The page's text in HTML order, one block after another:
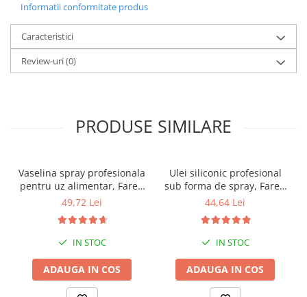
Cum se utilizeaza Faren GF506?
Curatati piesele de tratat de orice reziduu de grasime sau
lubrifiant folosit anterior.
Aplicati uniform cu o spatula sau cu o perie cu peri tari pana la
grosimea necesara.
Informatii conformitate produs
Caracteristici
Review-uri(0)
PRODUSE SIMILARE
Vaselina spray profesionala
pentru uz alimentar, Faren
F78, 400ml
49,72 Lei
IN STOC
ADAUGA IN COS
Ulei siliconic profesional
sub forma de spray, Faren
F72, 400ml
44,64 Lei
IN STOC
ADAUGA IN COS